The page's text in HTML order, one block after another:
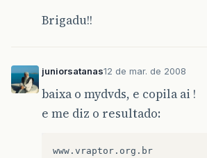
Brigadu!!
juniorsatanas12 de mar. de 2008
baixa o mydvds, e copila ai !
e me diz o resultado: